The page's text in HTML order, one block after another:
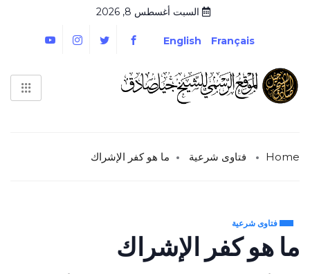
السبت أغسطس 8, 2026
Français
English
Home فتاوى شرعية ما هو كفر الإشراك
فتاوى شرعية
ما هو كفر الإشراك